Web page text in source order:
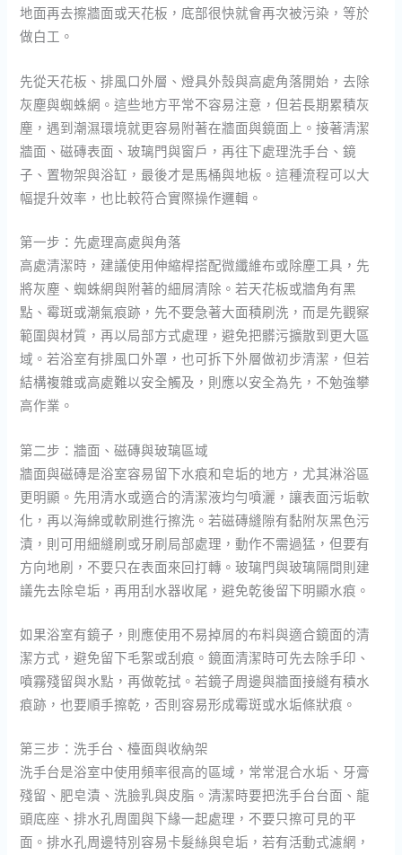
地面再去擦牆面或天花板，底部很快就會再次被污染，等於
做白工。
先從天花板、排風口外層、燈具外殼與高處角落開始，去除
灰塵與蜘蛛網。這些地方平常不容易注意，但若長期累積灰
塵，遇到潮濕環境就更容易附著在牆面與鏡面上。接著清潔
牆面、磁磚表面、玻璃門與窗戶，再往下處理洗手台、鏡
子、置物架與浴缸，最後才是馬桶與地板。這種流程可以大
幅提升效率，也比較符合實際操作邏輯。
第一步：先處理高處與角落
高處清潔時，建議使用伸縮桿搭配微纖維布或除塵工具，先
將灰塵、蜘蛛網與附著的細屑清除。若天花板或牆角有黑
點、霉斑或潮氣痕跡，先不要急著大面積刷洗，而是先觀察
範圍與材質，再以局部方式處理，避免把髒污擴散到更大區
域。若浴室有排風口外罩，也可拆下外層做初步清潔，但若
結構複雜或高處難以安全觸及，則應以安全為先，不勉強攀
高作業。
第二步：牆面、磁磚與玻璃區域
牆面與磁磚是浴室容易留下水痕和皂垢的地方，尤其淋浴區
更明顯。先用清水或適合的清潔液均勻噴灑，讓表面污垢軟
化，再以海綿或軟刷進行擦洗。若磁磚縫隙有黏附灰黑色污
漬，則可用細縫刷或牙刷局部處理，動作不需過猛，但要有
方向地刷，不要只在表面來回打轉。玻璃門與玻璃隔間則建
議先去除皂垢，再用刮水器收尾，避免乾後留下明顯水痕。
如果浴室有鏡子，則應使用不易掉屑的布料與適合鏡面的清
潔方式，避免留下毛絮或刮痕。鏡面清潔時可先去除手印、
噴霧殘留與水點，再做乾拭。若鏡子周邊與牆面接縫有積水
痕跡，也要順手擦乾，否則容易形成霉斑或水垢條狀痕。
第三步：洗手台、檯面與收納架
洗手台是浴室中使用頻率很高的區域，常常混合水垢、牙膏
殘留、肥皂漬、洗臉乳與皮脂。清潔時要把洗手台台面、龍
頭底座、排水孔周圍與下緣一起處理，不要只擦可見的平
面。排水孔周邊特別容易卡髮絲與皂垢，若有活動式濾網，